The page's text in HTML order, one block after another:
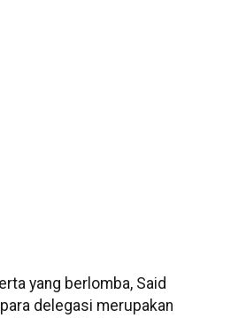
yang berlomba, Said
delegasi merupakan